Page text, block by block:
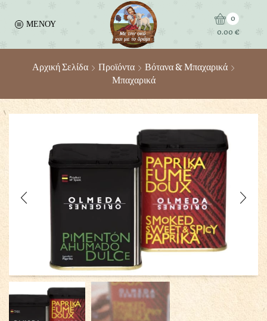
ΜΕΝΟΥ
0
0.00€
Αρχική Σελίδα Προϊόντα
Βότανα & Μπαχαρικά
Μπαχαρικά